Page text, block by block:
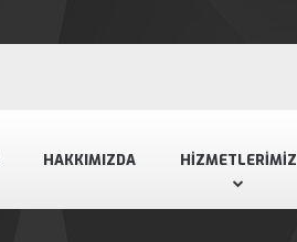
HAKKIMIZDA HIZMETLERIMIZ